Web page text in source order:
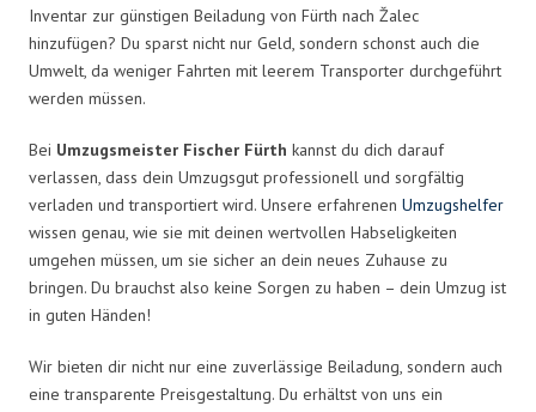
Inventar zur günstigen Beiladung von Fürth nach Žalec
hinzufügen? Du sparst nicht nur Geld, sondern schonst auch die
Umwelt, da weniger Fahrten mit leerem Transporter durchgeführt
werden müssen.
Bei Umzugsmeister Fischer Fürth kannst du dich darauf
verlassen, dass dein Umzugsgut professionell und sorgfältig
verladen und transportiert wird. Unsere erfahrenen Umzugshelfer
wissen genau, wie sie mit deinen wertvollen Habseligkeiten
umgehen müssen, um sie sicher an dein neues Zuhause zu
bringen. Du brauchst also keine Sorgen zu haben – dein Umzug ist
in guten Händen!
Wir bieten dir nicht nur eine zuverlässige Beiladung, sondern auch
eine transparente Preisgestaltung. Du erhältst von uns ein